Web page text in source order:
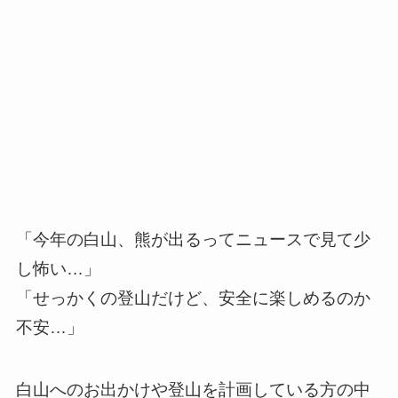
「今年の白山、熊が出るってニュースで見て少
し怖い…」
「せっかくの登山だけど、安全に楽しめるのか
不安…」
白山へのお出かけや登山を計画している方の中